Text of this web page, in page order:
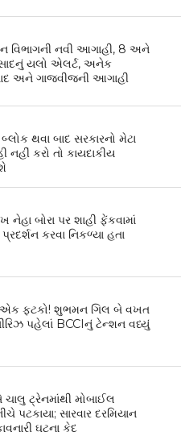
વિભાગની નવી આગાહી, 8 અને
યલો એલર્ટ, અનેક
અને ગાજવીજની આગાહી
બ્લોક થવા બાદ સરકારનો મેટા
નહીં કરો તો કાયદાકીય
નેહા બોરા પર શાહી ફેંકવામાં
કરવા નિકળ્યા હતા
એક ફટકો! શુભમન ગિલ બે વખત
પહેલાં BCCIનું ટેન્શન વધ્યું
ચાલુ ટ્રેનમાંથી મોબાઈલ
પટકાયા; સારવાર દરમિયાન
ઘટના કેદ